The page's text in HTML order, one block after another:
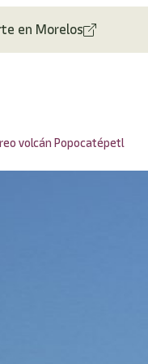
en Morelos
volcán Popocatépetl